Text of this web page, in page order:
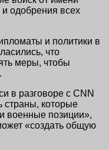
одобрения всех
и политики в
что
меры, чтобы
в разговоре с CNN
страны, которые
военные позиции»,
«создать общую